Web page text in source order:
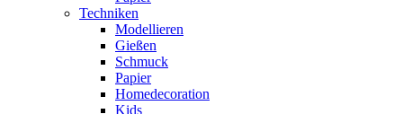
Techniken
Modellieren
Gießen
Schmuck
Papier
Homedecoration
Kids